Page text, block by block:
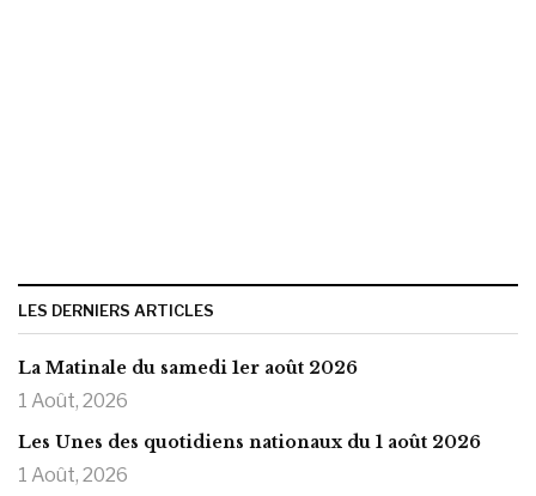
LES DERNIERS ARTICLES
La Matinale du samedi 1er août 2026
1 Août, 2026
Les Unes des quotidiens nationaux du 1 août 2026
1 Août, 2026